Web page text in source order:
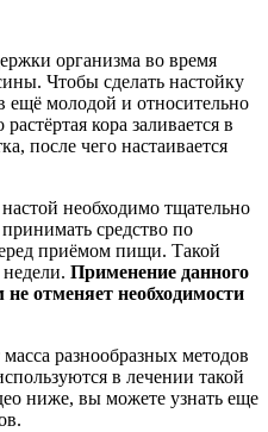
организма во время
Чтобы сделать настойку
ещё молодой и относительно
кора заливается в
после чего настаивается
необходимо тщательно
средство по
приёмом пищи. Такой
Применение данного
отменяет необходимости
разнообразных методов
в лечении такой
ниже, вы можете узнать еще